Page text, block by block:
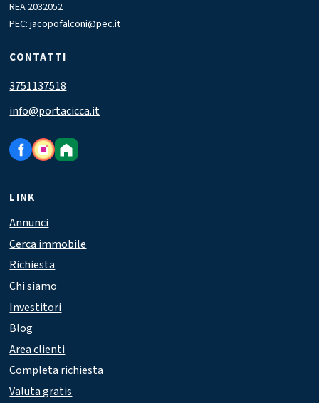
REA 2032052
PEC:jacopofalconi@pec.it
CONTATTI
3751137518
info@portacicca.it
LINK
Annunci
Cerca immobile
Richiesta
Chi siamo
Investitori
Blog
Area clienti
Completa richiesta
Valuta gratis